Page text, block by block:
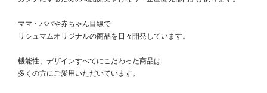
ママ・パパや赤ちゃん目線で
リシュマムオリジナルの商品を⽇々開発しています。
機能性、デザインすべてにこだわった商品は
多くの方にご愛用いただいています。